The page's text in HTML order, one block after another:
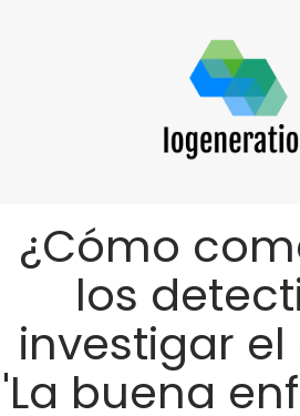
¿Cómo
los
investigar
'La buena